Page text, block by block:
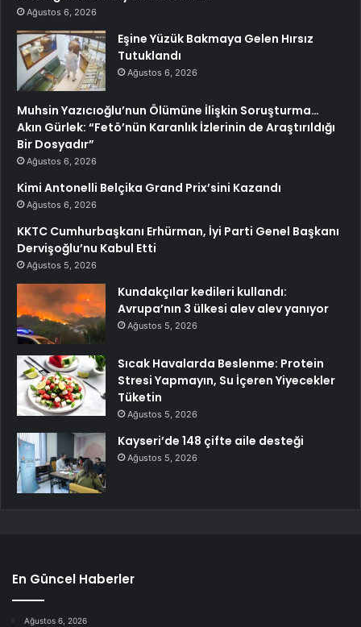
Ağustos 6, 2026
Eşine Yüzük Bakmaya Gelen Hırsız
Tutuklandı
Ağustos 6, 2026
Muhsin Yazıcıoğlu’nun Ölümüne İlişkin Soruşturma…
Akın Gürlek: “Fetö’nün Karanlık İzlerinin de Araştırıldığı
Bir Dosyadır”
Ağustos 6, 2026
Kimi Antonelli Belçika Grand Prix’sini Kazandı
Ağustos 6, 2026
KKTC Cumhurbaşkanı Erhürman, İyi Parti Genel Başkanı
Dervişoğlu’nu Kabul Etti
Ağustos 5, 2026
Kundakçılar kedileri kullandı:
Avrupa’nın 3 ülkesi alev alev yanıyor
Ağustos 5, 2026
Sıcak Havalarda Beslenme: Protein
Stresi Yapmayın, Su İçeren Yiyecekler
Tüketin
Ağustos 5, 2026
Kayseri’de 148 çifte aile desteği
Ağustos 5, 2026
En Güncel Haberler
Ağustos 6, 2026